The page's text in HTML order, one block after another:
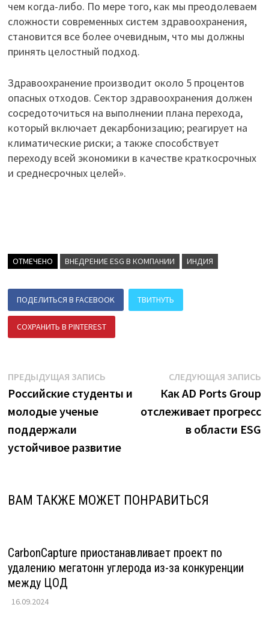
чем когда-либо. По мере того, как мы преодолеваем
сложности современных систем здравоохранения,
становится все более очевидным, что мы должны
принять целостный подход.
Здравоохранение производит около 5 процентов
опасных отходов. Сектор здравоохранения должен
сосредоточиться на выполнении плана перехода,
который включает декарбонизацию; реагирует на
климатические риски; а также способствует
переходу всей экономики в качестве краткосрочных
и среднесрочных целей».
ОТМЕЧЕНО ВНЕДРЕНИЕ ESG В КОМПАНИИ ИНДИЯ
ПОДЕЛИТЬСЯ В FACEBOOK ТВИТНУТЬ
СОХРАНИТЬ В PINTEREST
Навигация
по
записям
ПРЕДЫДУЩАЯ ЗАПИСЬПредыдущая
запись:
Российские студенты и
молодые ученые
поддержали
устойчивое развитие
СЛЕДУЮЩАЯ ЗАПИСЬ
Как AD Ports Group
отслеживает прогресс
в области ESG
ВАМ ТАКЖЕ МОЖЕТ ПОНРАВИТЬСЯ
CarbonCapture приостанавливает проект по
удалению мегатонн углерода из-за конкуренции
между ЦОД
16.09.2024